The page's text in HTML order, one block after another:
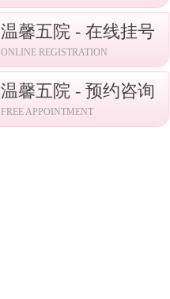
温馨五院 - 在线挂号
ONLINE REGISTRATION
温馨五院 - 预约咨询
FREE APPOINTMENT